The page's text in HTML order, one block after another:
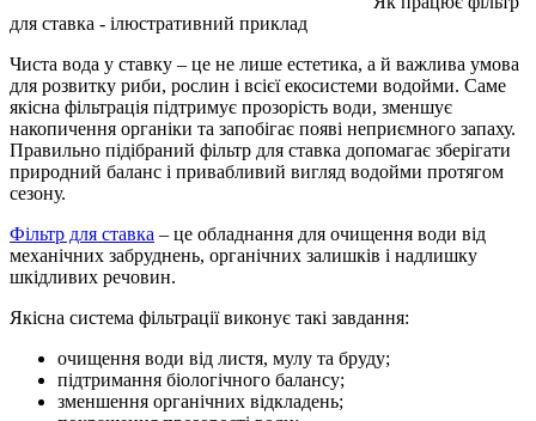
для ставка - ілюстративний приклад
Чиста вода у ставку – це не лише естетика, а й важлива умова
для розвитку риби, рослин і всієї екосистеми водойми. Саме
якісна фільтрація підтримує прозорість води, зменшує
накопичення органіки та запобігає появі неприємного запаху.
Правильно підібраний фільтр для ставка допомагає зберігати
природний баланс і привабливий вигляд водойми протягом
сезону.
Фільтр для ставка – це обладнання для очищення води від
механічних забруднень, органічних залишків і надлишку
шкідливих речовин.
Якісна система фільтрації виконує такі завдання:
очищення води від листя, мулу та бруду;
підтримання біологічного балансу;
зменшення органічних відкладень;